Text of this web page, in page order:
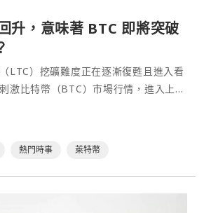
升，意味著 BTC 即將突破
LTC）挖礦難度正在逐漸復甦且進入看
激比特幣（BTC）市場行情，進入上漲
熱門時事 萊特幣